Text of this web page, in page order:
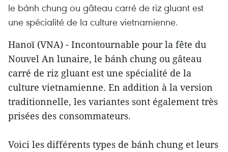
le bánh chung ou gâteau carré de riz gluant est
une spécialité de la culture vietnamienne.
Hanoï (VNA) - Incontournable pour la fête du
Nouvel An lunaire, le bánh chung ou gâteau
carré de riz gluant est une spécialité de la
culture vietnamienne. En addition à la version
traditionnelle, les variantes sont également très
prisées des consommateurs.
Voici les différents types de bánh chung et leurs